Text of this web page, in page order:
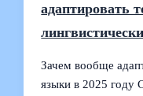
адаптировать
Зачем вообще
языки в 2025 году